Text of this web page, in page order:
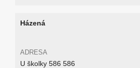
Házená
ADRESA
U školky 586 586